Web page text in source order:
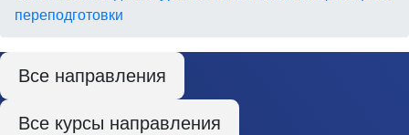
переподготовки
Все направления
Все курсы направления